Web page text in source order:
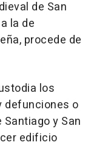
de San
la de
procede de
los
defunciones o
y San
edificio